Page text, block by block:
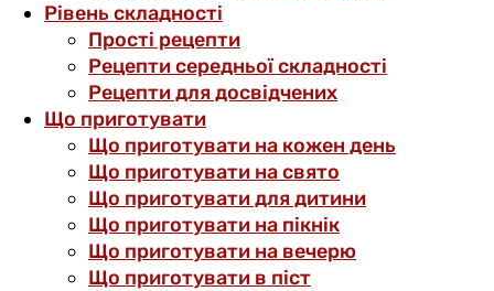
Рівень складності
Прості рецепти
Рецепти середньої складності
Рецепти для досвідчених
Що приготувати
Що приготувати на кожен день
Що приготувати на свято
Що приготувати для дитини
Що приготувати на пікнік
Що приготувати на вечерю
Що приготувати в піст